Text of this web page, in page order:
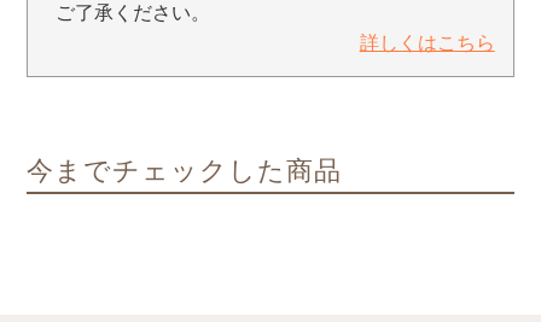
ご了承ください。
詳しくはこちら
今までチェックした商品